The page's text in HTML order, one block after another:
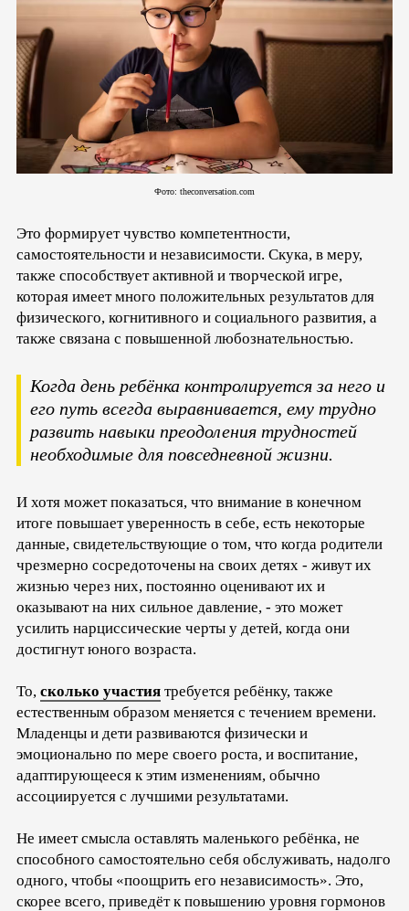
Фото: theconversation.com
Это формирует чувство компетентности,
самостоятельности и независимости. Скука, в меру,
также способствует активной и творческой игре,
которая имеет много положительных результатов для
физического, когнитивного и социального развития, а
также связана с повышенной любознательностью.
Когда день ребёнка контролируется за него и
его путь всегда выравнивается, ему трудно
развить навыки преодоления трудностей
необходимые для повседневной жизни.
И хотя может показаться, что внимание в конечном
итоге повышает уверенность в себе, есть некоторые
данные, свидетельствующие о том, что когда родители
чрезмерно сосредоточены на своих детях - живут их
жизнью через них, постоянно оценивают их и
оказывают на них сильное давление, - это может
усилить нарциссические черты у детей, когда они
достигнут юного возраста.
То, сколько участия требуется ребёнку, также
естественным образом меняется с течением времени.
Младенцы и дети развиваются физически и
эмоционально по мере своего роста, и воспитание,
адаптирующееся к этим изменениям, обычно
ассоциируется с лучшими результатами.
Не имеет смысла оставлять маленького ребёнка, не
способного самостоятельно себя обслуживать, надолго
одного, чтобы «поощрить его независимость». Это,
скорее всего, приведёт к повышению уровня гормонов